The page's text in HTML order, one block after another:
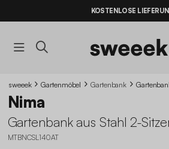
KOSTENLOSE
sweeek Gartenmöbel Gartenbank
Nima
Gartenbank aus Stahl 2-
MTBNCSL140AT